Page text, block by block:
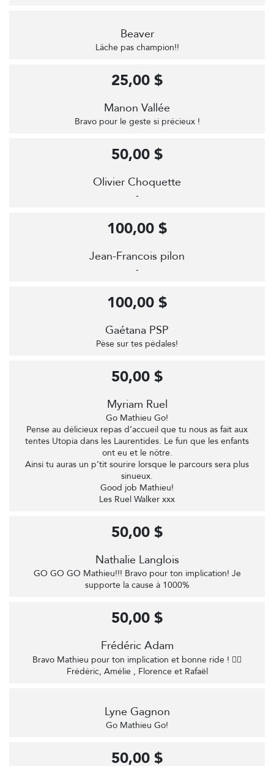
Beaver
Lâche pas champion!!
Manon Vallée
Bravo pour le geste si précieux !
25,00 $
Olivier Choquette
-
50,00 $
Jean-Francois pilon
-
100,00 $
Gaétana PSP
Pèse sur tes pédales!
100,00 $
Myriam Ruel
Go Mathieu Go!
Pense au délicieux repas d’accueil que tu nous as fait aux
tentes Utopia dans les Laurentides. Le fun que les enfants
ont eu et le nôtre.
Ainsi tu auras un p’tit sourire lorsque le parcours sera plus
sinueux.
Good job Mathieu!
Les Ruel Walker xxx
50,00 $
Nathalie Langlois
GO GO GO Mathieu!!! Bravo pour ton implication! Je
supporte la cause à 1000%
50,00 $
Frédéric Adam
Bravo Mathieu pour ton implication et bonne ride ! 🚴‍♂️
Frédéric, Amélie , Florence et Rafaël
50,00 $
Lyne Gagnon
Go Mathieu Go!
50,00 $